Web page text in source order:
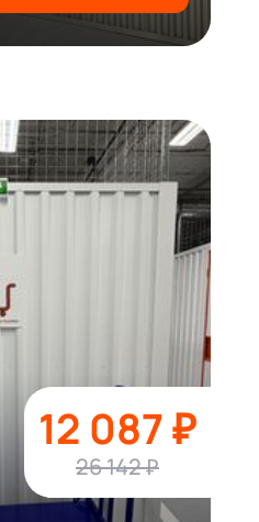
12 087 ₽
26 142 ₽